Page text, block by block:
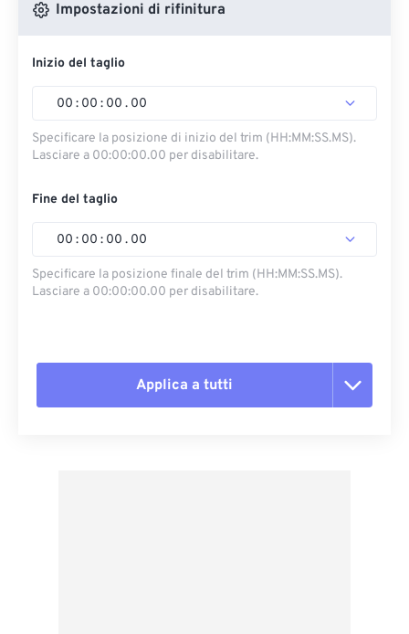
Impostazioni di rifinitura
Inizio del taglio
00 : 00 : 00 . 00
Specificare la posizione di inizio del trim (HH:MM:SS.MS).
Lasciare a 00:00:00.00 per disabilitare.
Fine del taglio
00 : 00 : 00 . 00
Specificare la posizione finale del trim (HH:MM:SS.MS).
Lasciare a 00:00:00.00 per disabilitare.
Applica a tutti